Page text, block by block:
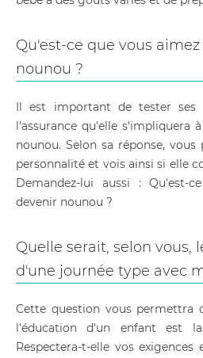
Qu'est-ce que vous
nounou ?
Il est important de tester ses
l'assurance qu'elle s'impliquera
nounou. Selon sa réponse,
personnalité et vois ainsi si elle
Demandez-lui aussi : Qu'est-
devenir nounou ?
Quelle serait, selon vous,
d'une journée type avec
Cette question vous permettra
l'éducation d'un enfant est
Respectera-t-elle vos